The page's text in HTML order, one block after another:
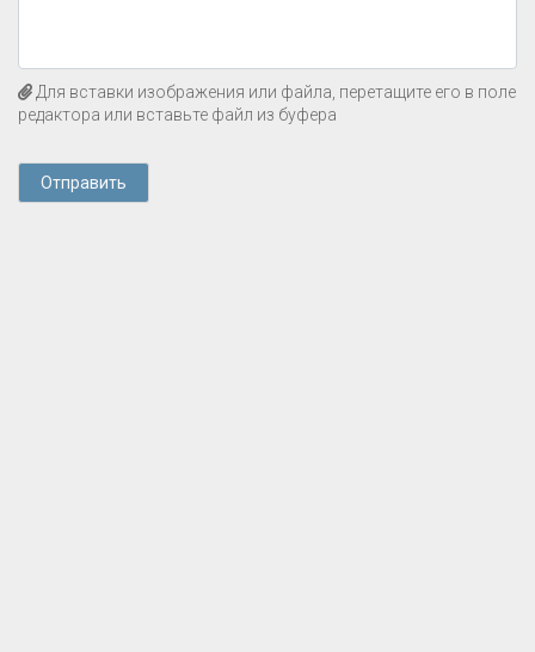
Для вставки изображения или файла, перетащите его в поле
редактора или вставьте файл из буфера